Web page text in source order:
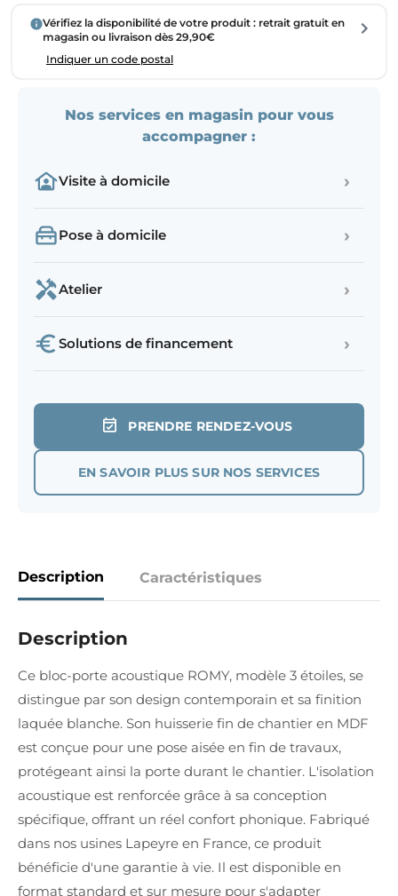
Vérifiez la disponibilité de votre produit : retrait gratuit en
magasin ou livraison dès 29,90€
Indiquer un code postal
Nos services en magasin pour vous
accompagner :
Visite à domicile ›
Pose à domicile ›
Atelier ›
Solutions de financement ›
PRENDRE RENDEZ-VOUS
EN SAVOIR PLUS SUR NOS SERVICES
Description Caractéristiques
Description
Ce bloc-porte acoustique ROMY, modèle 3 étoiles, se
distingue par son design contemporain et sa finition
laquée blanche. Son huisserie fin de chantier en MDF
est conçue pour une pose aisée en fin de travaux,
protégeant ainsi la porte durant le chantier. L'isolation
acoustique est renforcée grâce à sa conception
spécifique, offrant un réel confort phonique. Fabriqué
dans nos usines Lapeyre en France, ce produit
bénéficie d'une garantie à vie. Il est disponible en
format standard et sur mesure pour s'adapter